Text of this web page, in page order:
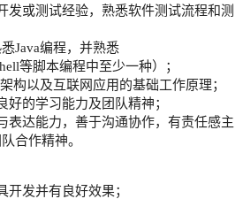
发或测试经验，熟悉软件测试流程和测
Java编程，并熟悉
等脚本编程中至少一种）；
构以及互联网应用的基础工作原理；
的学习能力及团队精神；
表达能力，善于沟通协作，有责任感主
合作精神。
开发并有良好效果；